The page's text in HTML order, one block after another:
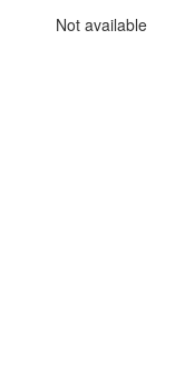
Not available